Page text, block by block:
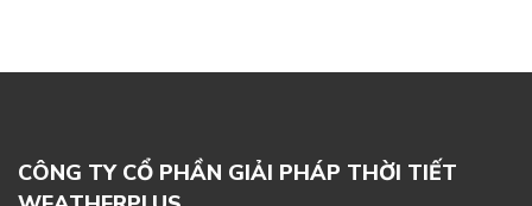
CÔNG TY CỔ PHẦN GIẢI PHÁP THỜI TIẾT